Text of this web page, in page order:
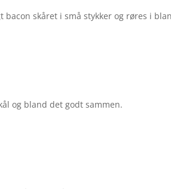
skåret i små stykker og røres i
og bland det godt sammen.